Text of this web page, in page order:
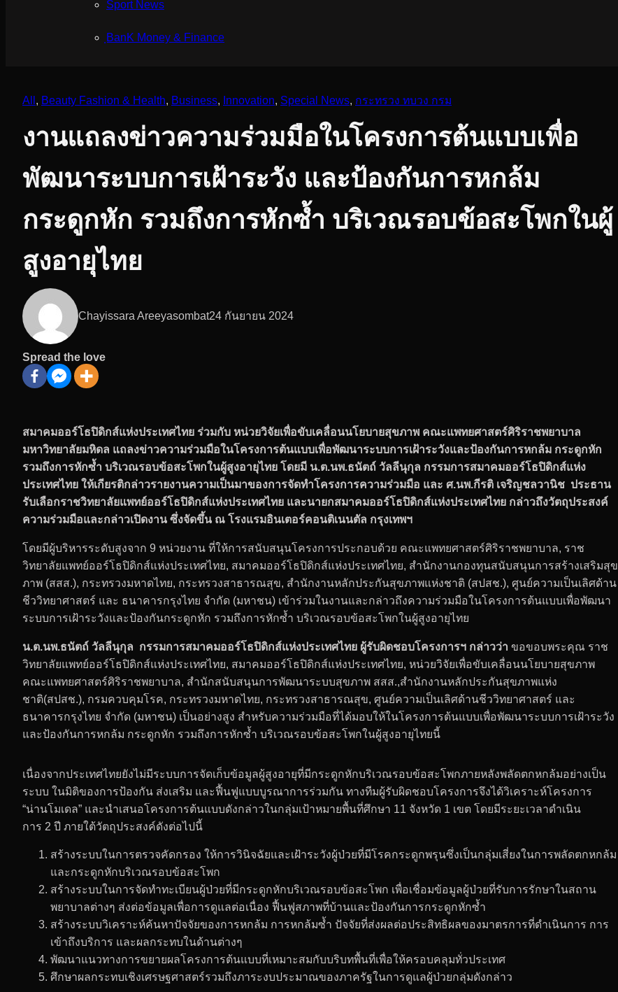
Sport News
ฺBanK Money & Finance
All , Beauty Fashion & Health, Business, Innovation, Special News, กระทรวง ทบวง กรม
งานแถลงข่าวความร่วมมือในโครงการต้นแบบเพื่อ
พัฒนาระบบการเฝ้าระวัง และป้องกันการหกล้ม
กระดูกหัก รวมถึงการหักซ้ำ บริเวณรอบข้อสะโพกในผู้
สูงอายุไทย
Chayissara Areeyasombat24 กันยายน 2024
Spread the love
สมาคมออร์โธปิดิกส์แห่งประเทศไทย ร่วมกับ หน่วยวิจัยเพื่อขับเคลื่อนนโยบายสุขภาพ คณะแพทยศาสตร์ศิริราชพยาบาล
มหาวิทยาลัยมหิดล แถลงข่าวความร่วมมือในโครงการต้นแบบเพื่อพัฒนาระบบการเฝ้าระวังและป้องกันการหกล้ม กระดูกหัก
รวมถึงการหักซ้ำ บริเวณรอบข้อสะโพกในผู้สูงอายุไทย โดยมี น.ต.นพ.ธนัตถ์ วัลลีนุกุล กรรมการสมาคมออร์โธปิดิกส์แห่ง
ประเทศไทย ให้เกียรติกล่าวรายงานความเป็นมาของการจัดทำโครงการความร่วมมือ และ ศ.นพ.กีรติ เจริญชลวานิช ประธาน
รับเลือกราชวิทยาลัยแพทย์ออร์โธปิดิกส์แห่งประเทศไทย และนายกสมาคมออร์โธปิดิกส์แห่งประเทศไทย กล่าวถึงวัตถุประสงค์
ความร่วมมือและกล่าวเปิดงาน ซึ่งจัดขึ้น ณ โรงแรมอินเตอร์คอนติเนนตัล กรุงเทพฯ
โดยมีผู้บริหารระดับสูงจาก 9 หน่วยงาน ที่ให้การสนับสนุนโครงการประกอบด้วย คณะแพทยศาสตร์ศิริราชพยาบาล, ราช
วิทยาลัยแพทย์ออร์โธปิดิกส์แห่งประเทศไทย, สมาคมออร์โธปิดิกส์แห่งประเทศไทย, สำนักงานกองทุนสนับสนุนการสร้างเสริมสุข
ภาพ (สสส.), กระทรวงมหาดไทย, กระทรวงสาธารณสุข, สำนักงานหลักประกันสุขภาพแห่งชาติ (สปสช.), ศูนย์ความเป็นเลิศด้าน
ชีววิทยาศาสตร์ และ ธนาคารกรุงไทย จำกัด (มหาชน) เข้าร่วมในงานและกล่าวถึงความร่วมมือในโครงการต้นแบบเพื่อพัฒนา
ระบบการเฝ้าระวังและป้องกันกระดูกหัก รวมถึงการหักซ้ำ บริเวณรอบข้อสะโพกในผู้สูงอายุไทย
น.ต.นพ.ธนัตถ์ วัลลีนุกุล กรรมการสมาคมออร์โธปิดิกส์แห่งประเทศไทย ผู้รับผิดชอบโครงการฯ กล่าวว่า ขอขอบพระคุณ ราช
วิทยาลัยแพทย์ออร์โธปิดิกส์แห่งประเทศไทย, สมาคมออร์โธปิดิกส์แห่งประเทศไทย, หน่วยวิจัยเพื่อขับเคลื่อนนโยบายสุขภาพ
คณะแพทยศาสตร์ศิริราชพยาบาล, สำนักสนับสนุนการพัฒนาระบบสุขภาพ สสส.,สำนักงานหลักประกันสุขภาพแห่ง
ชาติ(สปสช.), กรมควบคุมโรค, กระทรวงมหาดไทย, กระทรวงสาธารณสุข, ศูนย์ความเป็นเลิศด้านชีววิทยาศาสตร์ และ
ธนาคารกรุงไทย จำกัด (มหาชน) เป็นอย่างสูง สำหรับความร่วมมือที่ได้มอบให้ในโครงการต้นแบบเพื่อพัฒนาระบบการเฝ้าระวัง
และป้องกันการหกล้ม กระดูกหัก รวมถึงการหักซ้ำ บริเวณรอบข้อสะโพกในผู้สูงอายุไทยนี้
เนื่องจากประเทศไทยยังไม่มีระบบการจัดเก็บข้อมูลผู้สูงอายุที่มีกระดูกหักบริเวณรอบข้อสะโพกภายหลังพลัดตกหกล้มอย่างเป็น
ระบบ ในมิติของการป้องกัน ส่งเสริม และฟื้นฟูแบบบูรณาการร่วมกัน ทางทีมผู้รับผิดชอบโครงการจึงได้วิเคราะห์โครงการ
“น่านโมเดล” และนำเสนอโครงการต้นแบบดังกล่าวในกลุ่มเป้าหมายพื้นที่ศึกษา 11 จังหวัด 1 เขต โดยมีระยะเวลาดำเนิน
การ 2 ปี ภายใต้วัตถุประสงค์ดังต่อไปนี้
สร้างระบบในการตรวจคัดกรอง ให้การวินิจฉัยและเฝ้าระวังผู้ป่วยที่มีโรคกระดูกพรุนซึ่งเป็นกลุ่มเสี่ยงในการพลัดตกหกล้ม
และกระดูกหักบริเวณรอบข้อสะโพก
สร้างระบบในการจัดทำทะเบียนผู้ป่วยที่มีกระดูกหักบริเวณรอบข้อสะโพก เพื่อเชื่อมข้อมูลผู้ป่วยที่รับการรักษาในสถาน
พยาบาลต่างๆ ส่งต่อข้อมูลเพื่อการดูแลต่อเนื่อง ฟื้นฟูสภาพที่บ้านและป้องกันการกระดูกหักซ้ำ
สร้างระบบวิเคราะห์ค้นหาปัจจัยของการหกล้ม การหกล้มซ้ำ ปัจจัยที่ส่งผลต่อประสิทธิผลของมาตรการที่ดำเนินการ การ
เข้าถึงบริการ และผลกระทบในด้านต่างๆ
พัฒนาแนวทางการขยายผลโครงการต้นแบบที่เหมาะสมกับบริบทพื้นที่เพื่อให้ครอบคลุมทั่วประเทศ
ศึกษาผลกระทบเชิงเศรษฐศาสตร์รวมถึงภาระงบประมาณของภาครัฐในการดูแลผู้ป่วยกลุ่มดังกล่าว